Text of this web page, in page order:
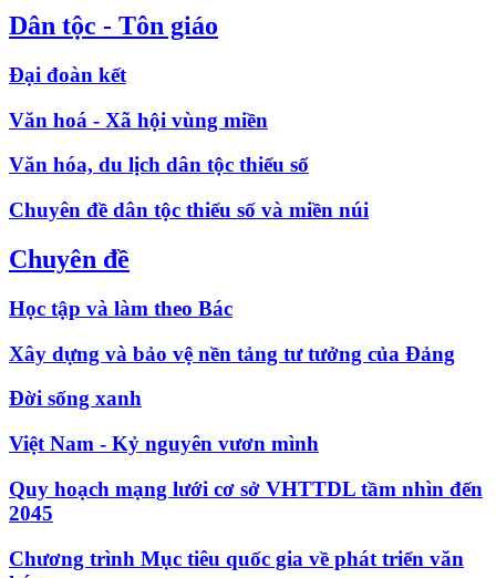
Dân tộc - Tôn giáo
Đại đoàn kết
Văn hoá - Xã hội vùng miền
Văn hóa, du lịch dân tộc thiểu số
Chuyên đề dân tộc thiểu số và miền núi
Chuyên đề
Học tập và làm theo Bác
Xây dựng và bảo vệ nền tảng tư tưởng của Đảng
Đời sống xanh
Việt Nam - Kỷ nguyên vươn mình
Quy hoạch mạng lưới cơ sở VHTTDL tầm nhìn đến
2045
Chương trình Mục tiêu quốc gia về phát triển văn